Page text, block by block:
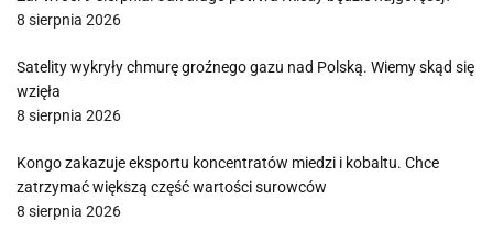
8 sierpnia 2026
Satelity wykryły chmurę groźnego gazu nad Polską. Wiemy skąd się
wzięła
8 sierpnia 2026
Kongo zakazuje eksportu koncentratów miedzi i kobaltu. Chce
zatrzymać większą część wartości surowców
8 sierpnia 2026